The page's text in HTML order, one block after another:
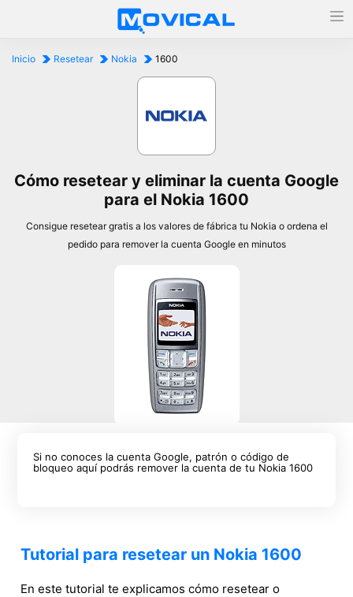
Inicio Resetear Nokia 1600
Cómo resetear y eliminar la cuenta Google
para el Nokia 1600
Consigue resetear gratis a los valores de fábrica tu Nokia o ordena el
pedido para remover la cuenta Google en minutos
Si no conoces la cuenta Google, patrón o código de
bloqueo aquí podrás remover la cuenta de tu Nokia 1600
Tutorial para resetear un Nokia 1600
En este tutorial te explicamos cómo resetear o